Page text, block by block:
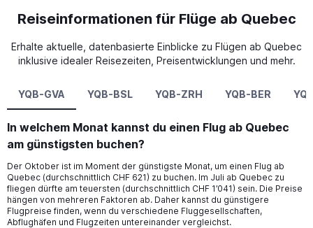
Reiseinformationen für Flüge ab Quebec
Erhalte aktuelle, datenbasierte Einblicke zu Flügen ab Quebec
inklusive idealer Reisezeiten, Preisentwicklungen und mehr.
YQB-GVA YQB-BSL YQB-ZRH YQB-BER
In welchem Monat kannst du einen Flug ab Quebec
am günstigsten buchen?
Der Oktober ist im Moment der günstigste Monat, um einen Flug ab
Quebec (durchschnittlich CHF 621) zu buchen. Im Juli ab Quebec zu
fliegen dürfte am teuersten (durchschnittlich CHF 1’041) sein. Die Preise
hängen von mehreren Faktoren ab. Daher kannst du günstigere
Flugpreise finden, wenn du verschiedene Fluggesellschaften,
Abflughäfen und Flugzeiten untereinander vergleichst.